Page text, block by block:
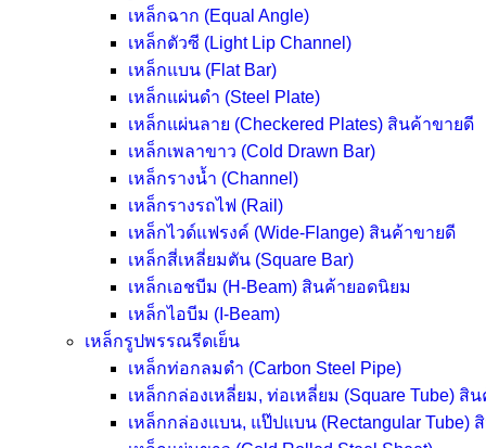
เหล็กฉาก (Equal Angle)
เหล็กตัวซี (Light Lip Channel)
เหล็กแบน (Flat Bar)
เหล็กแผ่นดำ (Steel Plate)
เหล็กแผ่นลาย (Checkered Plates) สินค้าขายดี
เหล็กเพลาขาว (Cold Drawn Bar)
เหล็กรางน้ำ (Channel)
เหล็กรางรถไฟ (Rail)
เหล็กไวด์แฟรงค์ (Wide-Flange) สินค้าขายดี
เหล็กสี่เหลี่ยมตัน (Square Bar)
เหล็กเอชบีม (H-Beam) สินค้ายอดนิยม
เหล็กไอบีม (I-Beam)
เหล็กรูปพรรณรีดเย็น
เหล็กท่อกลมดำ (Carbon Steel Pipe)
เหล็กกล่องเหลี่ยม, ท่อเหลี่ยม (Square Tube) สิน
เหล็กกล่องแบน, แป๊ปแบน (Rectangular Tube)